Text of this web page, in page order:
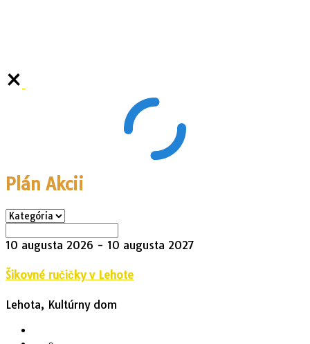
Plán Akcii
10 augusta 2026 - 10 augusta 2027
Šikovné ručičky v Lehote
Lehota, Kultúrny dom